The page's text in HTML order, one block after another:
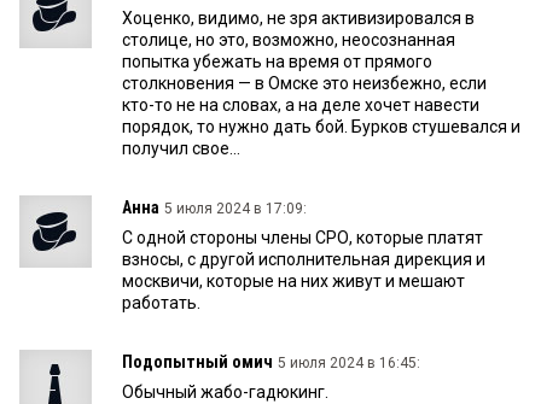
Хоценко, видимо, не зря активизировался в
столице, но это, возможно, неосознанная
попытка убежать на время от прямого
столкновения — в Омске это неизбежно, если
кто-то не на словах, а на деле хочет навести
порядок, то нужно дать бой. Бурков стушевался и
получил свое...
Анна 5 июля 2024 в 17:09:
С одной стороны члены СРО, которые платят
взносы, с другой исполнительная дирекция и
москвичи, которые на них живут и мешают
работать.
Подопытный омич 5 июля 2024 в 16:45:
Обычный жабо-гадюкинг.